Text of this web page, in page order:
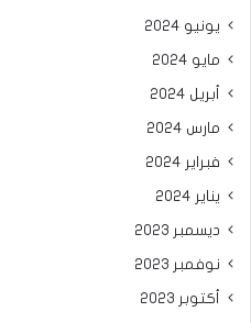
يونيو 2024
مايو 2024
أبريل 2024
مارس 2024
فبراير 2024
يناير 2024
ديسمبر 2023
نوفمبر 2023
أكتوبر 2023